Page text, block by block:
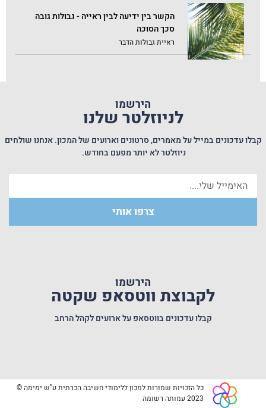
הקשר בין ידיעה לבין ראייה - גבולות גובה
סכך הסוכה
ראיית גבולות הדבר
הירשמו
לניוזלטר שלנו
קבלו עדכונים במייל על מאמרים, סרטונים וארועים של המכון. אנחנו שולחים
ניוזלטר לא יותר מפעם בחודש.
צרפו אותי
הירשמו
לקבוצת ווטסאפ שקטה
קבלו עדכונים בווטסאפ על ארועים לקהל הרחב
כל הזכויות שמורות למכון ללימודי חשיבה הכרתית ע”ש ימימה ©
2023 עמותה רשומה